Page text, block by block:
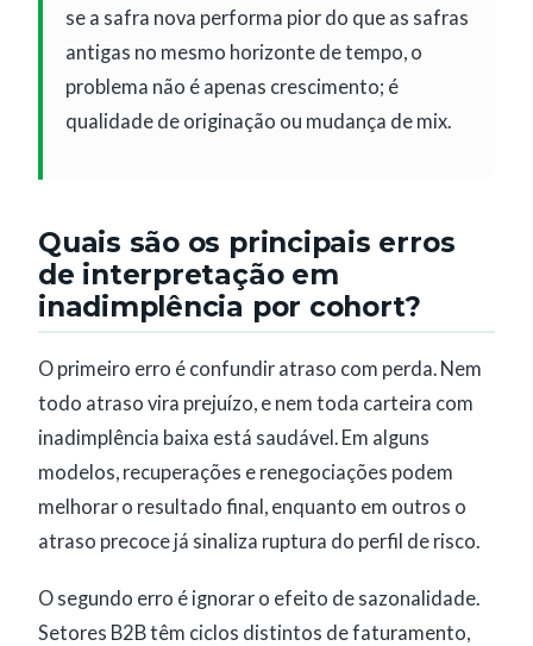
se a safra nova performa pior do que as safras
antigas no mesmo horizonte de tempo, o
problema não é apenas crescimento; é
qualidade de originação ou mudança de mix.
Quais são os principais erros
de interpretação em
inadimplência por cohort?
O primeiro erro é confundir atraso com perda. Nem
todo atraso vira prejuízo, e nem toda carteira com
inadimplência baixa está saudável. Em alguns
modelos, recuperações e renegociações podem
melhorar o resultado final, enquanto em outros o
atraso precoce já sinaliza ruptura do perfil de risco.
O segundo erro é ignorar o efeito de sazonalidade.
Setores B2B têm ciclos distintos de faturamento,